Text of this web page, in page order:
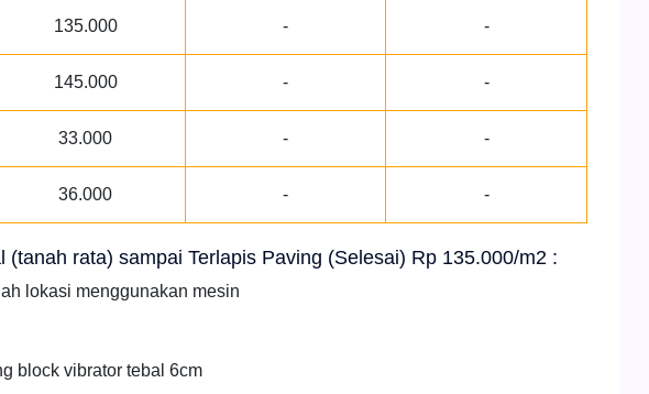
135.000 - -
145.000 - -
33.000 - -
36.000 - -
(tanah rata) sampai Terlapis Paving (Selesai) Rp 135.000/m2 :
lokasi menggunakan mesin
block vibrator tebal 6cm